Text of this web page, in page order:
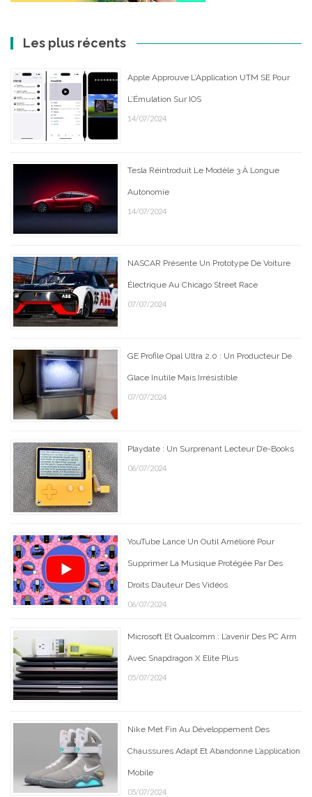
Les plus récents
Apple Approuve L’Application UTM SE Pour
L’Émulation Sur IOS
14/07/2024
Tesla Réintroduit Le Modèle 3 À Longue
Autonomie
14/07/2024
NASCAR Présente Un Prototype De Voiture
Électrique Au Chicago Street Race
07/07/2024
GE Profile Opal Ultra 2.0 : Un Producteur De
Glace Inutile Mais Irrésistible
07/07/2024
Playdate : Un Surprenant Lecteur D’e-Books
06/07/2024
YouTube Lance Un Outil Amélioré Pour
Supprimer La Musique Protégée Par Des
Droits D’auteur Des Vidéos
06/07/2024
Microsoft Et Qualcomm : L’avenir Des PC Arm
Avec Snapdragon X Elite Plus
05/07/2024
Nike Met Fin Au Développement Des
Chaussures Adapt Et Abandonne L’application
Mobile
05/07/2024